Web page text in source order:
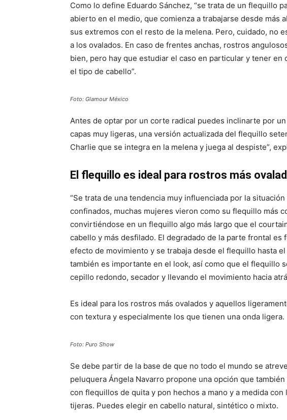
Como lo define Eduardo Sánchez, “se trata de un flequillo
abierto en el medio, que comienza a trabajarse desde más
sus extremos con el resto de la melena. Pero, cuidado, no
a los ovalados. En caso de frentes anchas, rostros
bien, pero hay que estudiar el caso en particular y tener en
el tipo de cabello”.
Foto: Glamour México
Antes de optar por un corte radical puedes inclinarte por
capas muy ligeras, una versión actualizada del flequillo
Charlie que se integra en la melena y juega al despiste”,
El flequillo es ideal para rostros más
“Se trata de una tendencia muy influenciada por la
confinados, muchas mujeres vieron como su flequillo más
convirtiéndose en un flequillo algo más largo que el
cabello y más desfilado. El degradado de la parte frontal es
efecto de movimiento y se trabaja desde el flequillo hasta
también es importante en el look, así como que el flequillo
cepillo redondo, secador y llevando el movimiento hacia
Es ideal para los rostros más ovalados y aquellos
con textura y especialmente los que tienen una onda ligera.
Foto: Puro Show
Se debe partir de la base de que no todo el mundo se
peluquera Ángela Navarro propone una opción que
con flequillos de quita y pon hechos a mano y a medida
tijeras. Puedes elegir en cabello natural, sintético o mixto.